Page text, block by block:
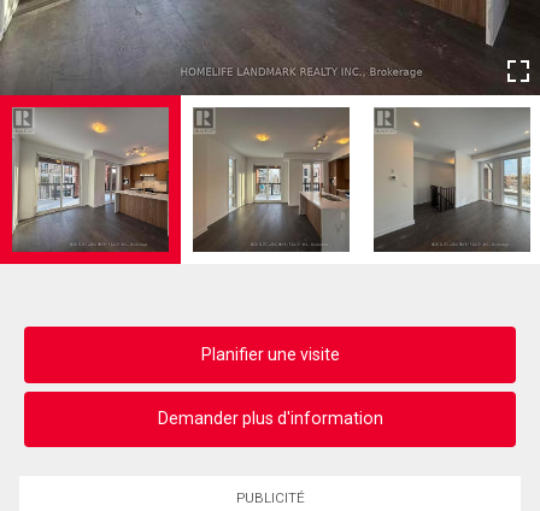
Planifier une visite
Demander plus d'information
PUBLICITÉ